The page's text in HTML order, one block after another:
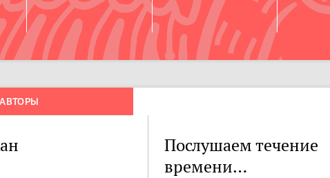
АВТОРЫ
Послушаем течение
времени…